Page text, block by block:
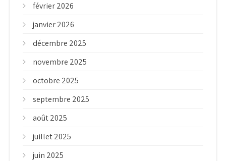
février 2026
janvier 2026
décembre 2025
novembre 2025
octobre 2025
septembre 2025
août 2025
juillet 2025
juin 2025